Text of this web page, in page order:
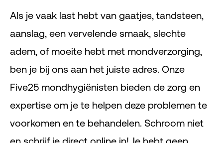
Als je vaak last hebt van gaatjes, tandsteen,
aanslag, een vervelende smaak, slechte
adem, of moeite hebt met mondverzorging,
ben je bij ons aan het juiste adres. Onze
Five25 mondhygiënisten bieden de zorg en
expertise om je te helpen deze problemen te
voorkomen en te behandelen. Schroom niet